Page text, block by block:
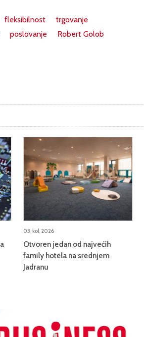
fleksibilnost
trgovanje
poslovanje
Robert Golob
03, kol, 2026
Otvoren jedan od najvećih
family hotela na srednjem
Jadranu